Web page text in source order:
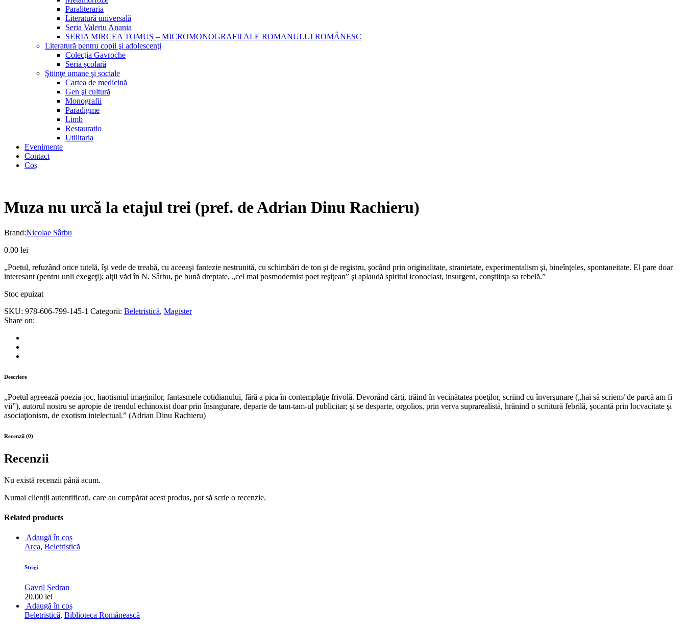
Paraliteraria
Literatură universală
Seria Valeriu Anania
SERIA MIRCEA TOMUȘ – MICROMONOGRAFII ALE ROMANULUI ROMÂNESC
Literatură pentru copii şi adolescenţi
Colecţia Gavroche
Seria şcolară
Ştiinţe umane şi sociale
Cartea de medicină
Gen şi cultură
Monografii
Paradigme
Limb
Restauratio
Utilitaria
Evenimente
Contact
Coș
Muza nu urcă la etajul trei (pref. de Adrian Dinu Rachieru)
Brand:Nicolae Sârbu
0.00 lei
„Poetul, refuzând orice tutelă, îşi vede de treabă, cu aceeaşi fantezie nestrunită, cu schimbări de ton şi de registru, şocând prin originalitate, stranietate, experimentalism şi, bineînţeles, spontaneitate. El pare doar
interesant (pentru unii exegeţi); alţii văd în N. Sârbu, pe bună dreptate, „cel mai posmodernist poet reşiţean” şi aplaudă spiritul iconoclast, insurgent, conştiinţa sa rebelă.”
Stoc epuizat
SKU: 978-606-799-145-1 Categorii: Beletristică, Magister
Share on:
Descriere
„Poetul agreează poezia-joc, haotismul imaginilor, fantasmele cotidianului, fără a pica în contemplaţie frivolă. Devorând cărţi, trăind în vecinătatea poeţilor, scriind cu înverşunare („hai să scriem/ de parcă am fi
vii”), autorul nostru se apropie de trendul echinoxist doar prin însingurare, departe de tam-tam-ul publicitar; şi se desparte, orgolios, prin verva suprarealistă, hrănind o scriitură febrilă, şocantă prin locvacitate şi
asociaţionism, de exotism intelectual.” (Adrian Dinu Rachieru)
Recenzii (0)
Recenzii
Nu există recenzii până acum.
Numai clienții autentificați, care au cumpărat acest produs, pot să scrie o recenzie.
Related products
Adaugă în coș
Arca, Beletristică
Strigi
Gavril Ședran
20.00 lei
Adaugă în coș
Beletristică, Biblioteca Românească